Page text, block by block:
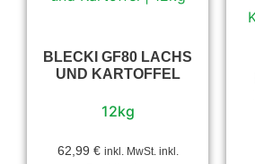
BLECKI GF80 LACHS
UND KARTOFFEL
12kg
62,99 € inkl. MwSt. inkl.